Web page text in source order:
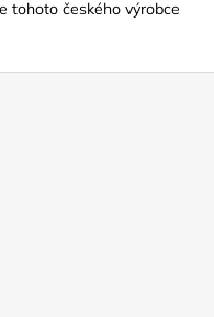
tohoto českého výrobce